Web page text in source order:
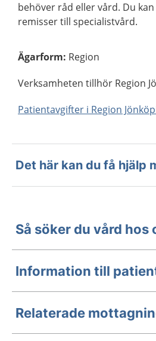
behöver råd eller vård. Du
remisser till specialistvård.
Ägarform: Region
Verksamheten tillhör Region
Patientavgifter i Region
Det här kan du få hjälp
Så söker du vård hos
Information till
Relaterade